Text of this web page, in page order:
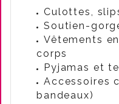
Culottes,
Soutien-
Vêtements
corps
Pyjamas et
Accessoires
bandeaux)